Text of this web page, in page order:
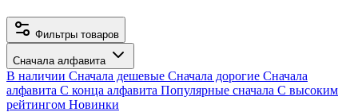
Фильтры товаров
Сначала алфавита
В наличии Сначала дешевые Сначала дорогие Сначала
алфавита С конца алфавита Популярные сначала С высоким
рейтингом Новинки